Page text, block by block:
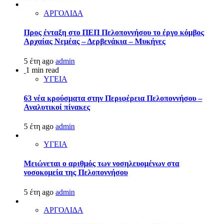
ΑΡΓΟΛΙΔΑ
Προς ένταξη στο ΠΕΠ Πελοποννήσου το έργο κόμβος
Αρχαίας Νεμέας – Δερβενάκια – Μυκήνες
5 έτη ago admin
1 min read
ΥΓΕΙΑ
63 νέα κρούσματα στην Περιφέρεια Πελοποννήσου –
Αναλυτικοί πίνακες
5 έτη ago admin
ΥΓΕΙΑ
Μειώνεται ο αριθμός των νοσηλευομένων στα
νοσοκομεία της Πελοποννήσου
5 έτη ago admin
ΑΡΓΟΛΙΔΑ